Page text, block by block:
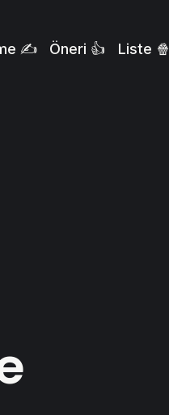
✍️ Öneri 👍 Liste 🍿